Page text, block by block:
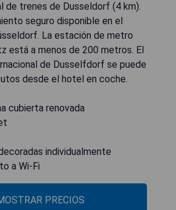
de trenes de Dusseldorf (4 km).
seguro disponible en el
La estación de metro
está a menos de 200 metros. El
de Dusselfdorf se puede
desde el hotel en coche.
cubierta renovada
individualmente
a Wi-Fi
PRECIOS